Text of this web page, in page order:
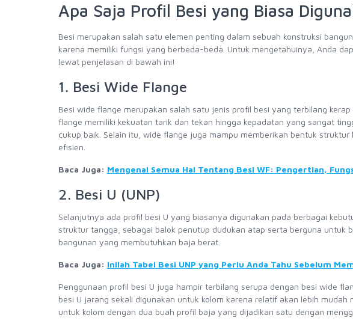
Apa Saja Profil Besi yang Biasa
Besi merupakan salah satu elemen penting dalam sebuah konstruksi
karena memiliki fungsi yang berbeda-beda. Untuk mengetahuinya, Anda
lewat penjelasan di bawah ini!
1. Besi Wide Flange
Besi wide flange merupakan salah satu jenis profil besi yang terbilang
flange memiliki kekuatan tarik dan tekan hingga kepadatan yang sangat
cukup baik. Selain itu, wide flange juga mampu memberikan bentuk
efisien.
Baca Juga: Mengenal Semua Hal Tentang Besi WF: Pengertian,
2. Besi U (UNP)
Selanjutnya ada profil besi U yang biasanya digunakan pada berbagai
struktur tangga, sebagai balok penutup dudukan atap serta berguna untuk
bangunan yang membutuhkan baja berat.
Baca Juga: Inilah Tabel Besi UNP yang Perlu Anda Tahu Sebelum
Penggunaan profil besi U juga hampir terbilang serupa dengan besi wide
besi U jarang sekali digunakan untuk kolom karena relatif akan lebih
untuk kolom dengan dua buah profil baja yang dijadikan satu dengan